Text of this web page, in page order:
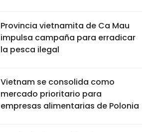
Provincia vietnamita de Ca Mau
impulsa campaña para erradicar
la pesca ilegal
Vietnam se consolida como
mercado prioritario para
empresas alimentarias de Polonia